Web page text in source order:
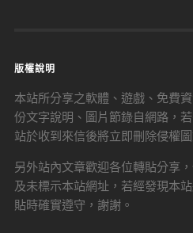
版權說明
本站所分享之軟體、遊戲、免費
份文字說明、圖片節錄自網路，
站於收到來信後將立即刪除侵權
另外站內文章歡迎各位轉貼分享
及未標示本站網址，若經發現本
貼時確實遵守，謝謝。